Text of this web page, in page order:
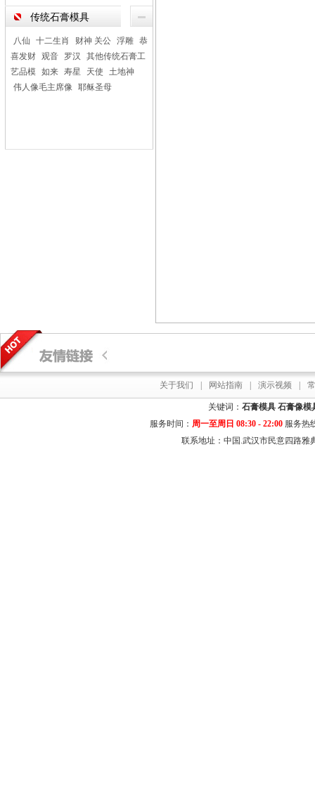
传统石膏模具
八仙 十二生肖 财神 关公 浮雕 恭
喜发财 观音 罗汉
其他传统石膏工
艺品模 如来 寿星 天使
土地神
伟人像毛主席像 耶稣圣母
关于我们 网站指南 演示视频
关键词： 石膏模具 石膏像模
服务时间： 周一至周日 08:30 - 22:00服务热
联系地址：中国.武汉市民意四路雅